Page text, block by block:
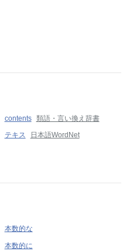
contents 類語・言い換え辞書
テキス
日本語WordNet
本数的な
本数的に